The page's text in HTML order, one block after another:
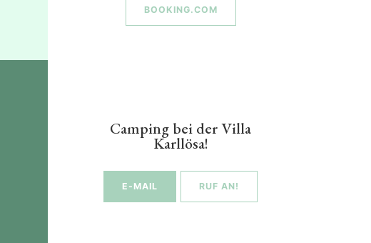
BOOKING.COM
Camping bei der Villa
Karllösa!
E-MAIL RUF AN!